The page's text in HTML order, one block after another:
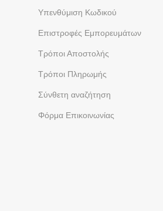
Yπενθύμιση Κωδικού
Επιστροφές Εμπορευμάτων
Τρόποι Αποστολής
Τρόποι Πληρωμής
Σύνθετη αναζήτηση
Φόρμα Eπικοινωνίας